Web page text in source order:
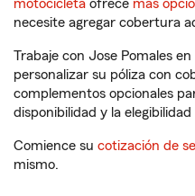
motocicleta ofrece más
necesite agregar cobertura
Trabaje con Jose Pomales
personalizar su póliza con
complementos opcionales
disponibilidad y la
Comience su cotización de
mismo.